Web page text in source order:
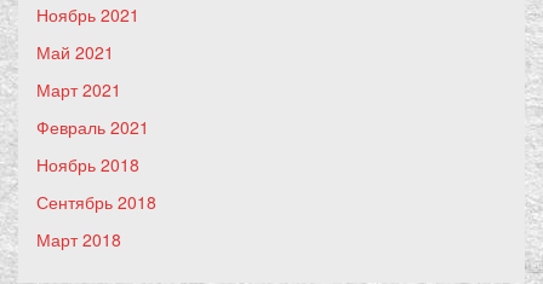
Ноябрь 2021
Май 2021
Март 2021
Февраль 2021
Ноябрь 2018
Сентябрь 2018
Март 2018